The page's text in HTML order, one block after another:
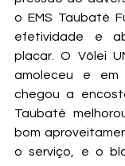
o EMS Taubaté
efetividade e
placar. O Vôlei
amoleceu e em
chegou a
Taubaté
bom
o serviço, e o